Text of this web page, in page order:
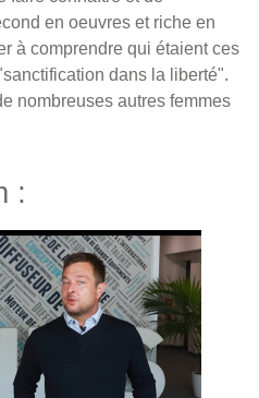
en oeuvres et riche en
à comprendre qui étaient ces
dans la liberté".
nombreuses autres femmes
: